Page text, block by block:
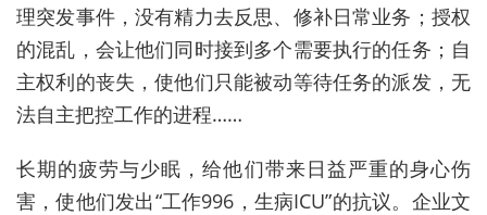
理突发事件，没有精力去反思、修补日常业务；授权
的混乱，会让他们同时接到多个需要执行的任务；自
主权利的丧失，使他们只能被动等待任务的派发，无
法自主把控工作的进程……
长期的疲劳与少眠，给他们带来日益严重的身心伤
害，使他们发出“工作996，生病ICU”的抗议。企业文